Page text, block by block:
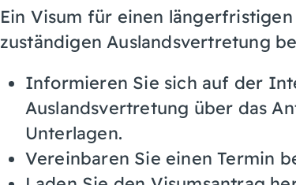
Ein Visum für einen
zuständigen Auslandsvertretung
Informieren Sie sich auf der
Auslandsvertretung über das
Unterlagen.
Vereinbaren Sie einen Termin